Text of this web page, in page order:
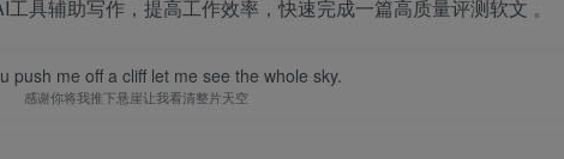
具辅助写作，提高工作效率，快速完成一篇高质量评测软文 。
push me off a cliff let me see the whole sky.
感谢你将我推下悬崖让我看清整片天空